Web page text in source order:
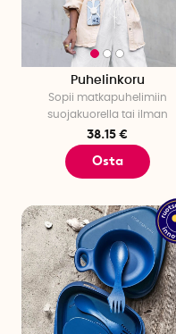
Puhelinkoru
Sopii matkapuhelimiin
suojakuorella tai ilman
38.15 €
Osta